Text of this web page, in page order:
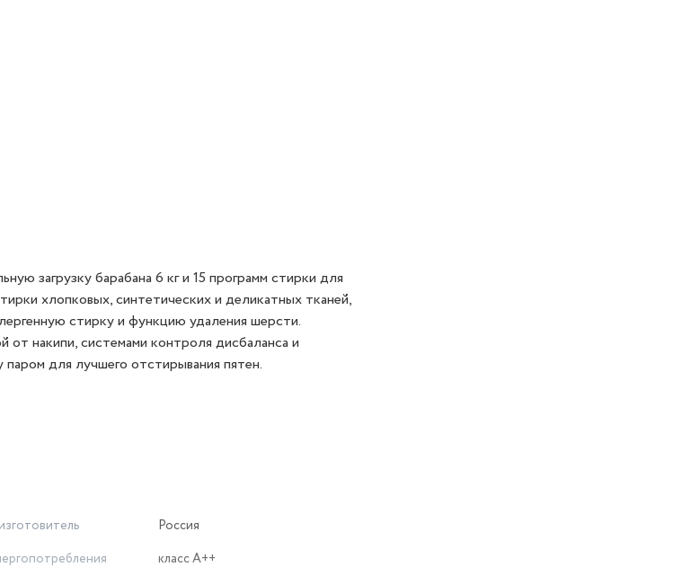
загрузку барабана 6 кг и 15 программ стирки для
хлопковых, синтетических и деликатных тканей,
стирку и функцию удаления шерсти.
накипи, системами контроля дисбаланса и
для лучшего отстирывания пятен.
Россия
класс A++